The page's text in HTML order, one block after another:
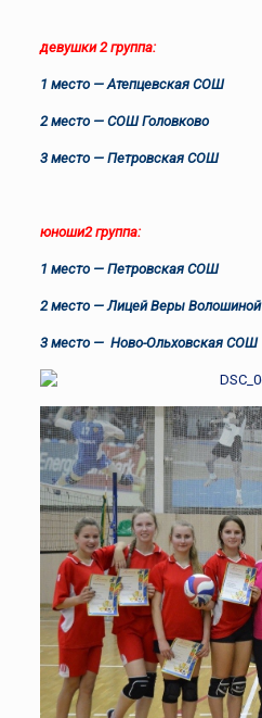
девушки 2 группа:
1 место — Атепцевская СОШ
2 место — СОШ Головково
3 место — Петровская СОШ
юноши2 группа:
1 место — Петровская СОШ
2 место — Лицей Веры Волошиной
3 место — Ново-Ольховская СОШ